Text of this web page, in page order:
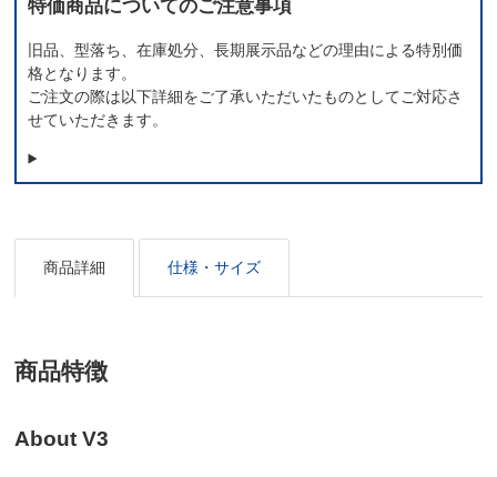
特価商品についてのご注意事項
旧品、型落ち、在庫処分、長期展示品などの理由による特別価
格となります。
ご注文の際は以下詳細をご了承いただいたものとしてご対応さ
せていただきます。
商品詳細 仕様・サイズ
商品特徴
About V3